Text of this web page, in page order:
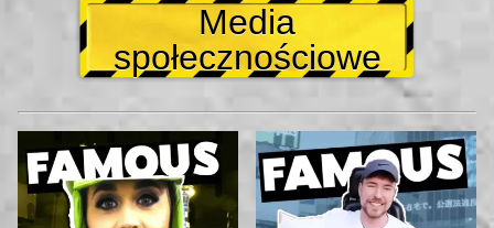
Media
społecznościowe